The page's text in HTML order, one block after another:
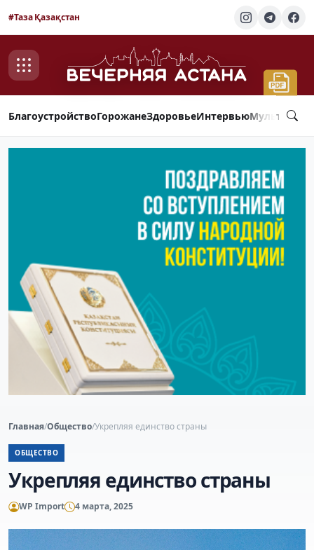
#Таза Қазақстан
БлагоустройствоГорожанеЗдоровьеИнтервью
Главная/Общество/Укрепляя единство страны
ОБЩЕСТВО
Укрепляя единство страны
WP Import 4 марта, 2025